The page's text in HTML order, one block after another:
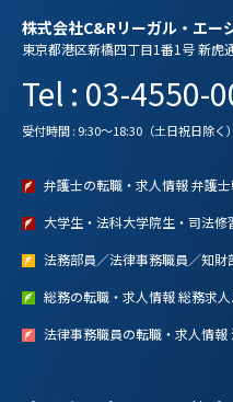
株式会社C&Rリーガル・エー
東京都港区新橋四丁目1番1号 新虎
Tel : 03-4550-
受付時間 : 9:30～18:30（土日祝日除く）
弁護士の転職・求人情報 弁護
大学生・法科大学院生・司法
法務部員／法律事務職員／知
総務の転職・求人情報 総務求
法律事務職員の転職・求人情